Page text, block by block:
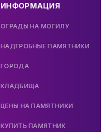
ИНФОРМАЦИЯ
ОГРАДЫ НА МОГИЛУ
НАДГРОБНЫЕ ПАМЯТНИКИ
ГОРОДА
КЛАДБИЩА
ЦЕНЫ НА ПАМЯТНИКИ
КУПИТЬ ПАМЯТНИК